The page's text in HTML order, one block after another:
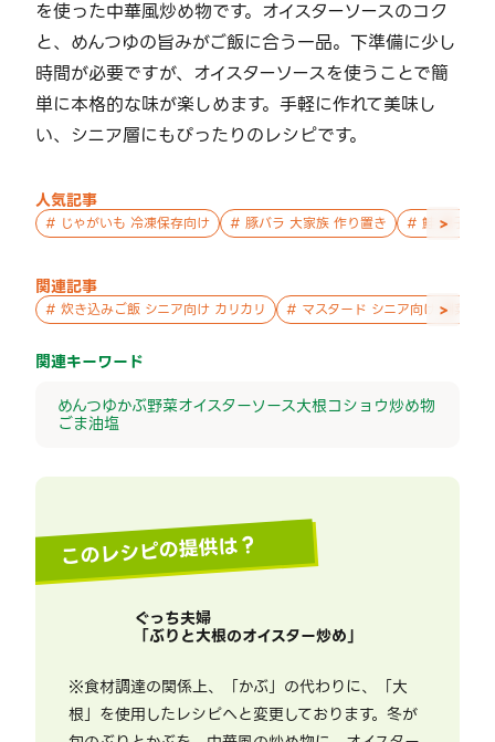
を使った中華風炒め物です。オイスターソースのコク
と、めんつゆの旨みがご飯に合う一品。下準備に少し
時間が必要ですが、オイスターソースを使うことで簡
単に本格的な味が楽しめます。手軽に作れて美味し
い、シニア層にもぴったりのレシピです。
人気記事
# じゃがいも 冷凍保存向け # 豚バラ 大家族 作り置き # 鮭 親子 作
>
関連記事
# 炊き込みご飯 シニア向け カリカリ # マスタード シニア向け 副菜
>
関連キーワード
めんつゆかぶ野菜オイスターソース大根コショウ炒め物
ごま油塩
このレシピの提供は？
ぐっち夫婦
「ぶりと大根のオイスター炒め」
※食材調達の関係上、「かぶ」の代わりに、「大
根」を使用したレシピへと変更しております。冬が